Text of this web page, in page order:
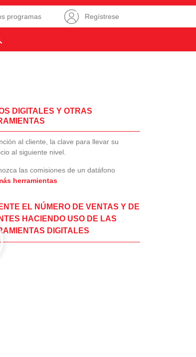
programas Regístrese
DIGITALES Y OTRAS
al cliente, la clave para llevar su
al siguiente nivel.
las comisiones de un datáfono
herramientas
EL NÚMERO DE VENTAS Y DE
HACIENDO USO DE LAS
DIGITALES